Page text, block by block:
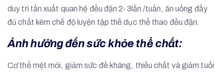
duy trì tần xuất quan hệ đều đặn 2-3lần /tuần, ăn uống đầy
đủ chất kèm chế độ luyện tập thể dục thể thao đều đặn.
Ảnh hưởng đến sức khỏe thể chất:
Cơ thể mệt mỏi, giảm sức đề kháng, thiếu chất và giảm tuổi